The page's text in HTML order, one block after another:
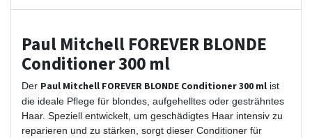
Paul Mitchell FOREVER BLONDE
Conditioner 300 ml
Der Paul Mitchell FOREVER BLONDE Conditioner 300 ml ist
die ideale Pflege für blondes, aufgehelltes oder gesträhntes
Haar. Speziell entwickelt, um geschädigtes Haar intensiv zu
reparieren und zu stärken, sorgt dieser Conditioner für